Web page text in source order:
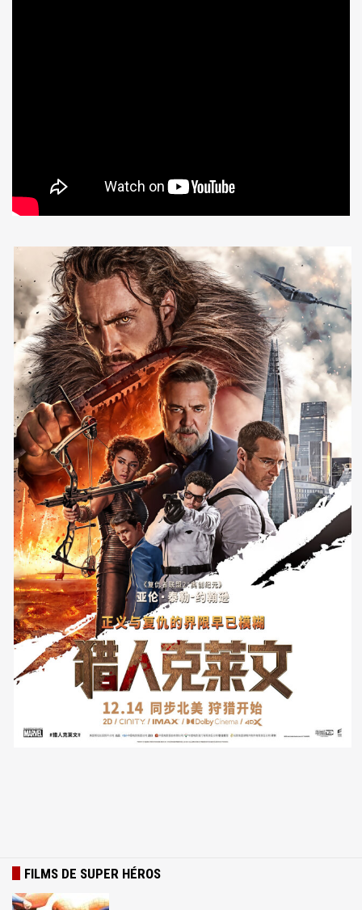
FILMS DE SUPER HÉROS